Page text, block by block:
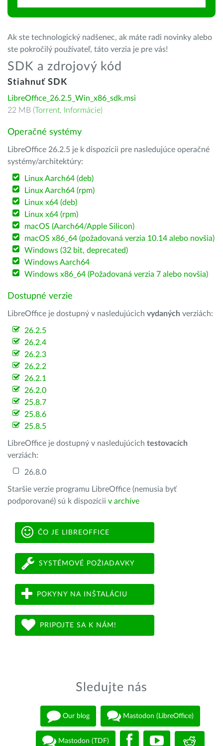
Ak ste technologický nadšenec, ak máte radi novinky alebo
ste pokročilý používateľ, táto verzia je pre vás!
SDK a zdrojový kód
Stiahnuť SDK
LibreOffice_26.2.5_Win_x86_sdk.msi
22 MB (Torrent, Informácie)
Operačné systémy
LibreOffice 26.2.5 je k dispozícii pre nasledujúce operačné
systémy/architektúry:
Linux Aarch64 (deb)
Linux Aarch64 (rpm)
Linux x64 (deb)
Linux x64 (rpm)
macOS (Aarch64/Apple Silicon)
macOS x86_64 (požadovaná verzia 10.14 alebo novšia)
Windows (32 bit, deprecated)
Windows Aarch64
Windows x86_64 (Požadovaná verzia 7 alebo novšia)
Dostupné verzie
LibreOffice je dostupný v nasledujúcich vydaných verziách:
26.2.5
26.2.4
26.2.3
26.2.2
26.2.1
26.2.0
25.8.7
25.8.6
25.8.5
LibreOffice je dostupný v nasledujúcich testovacích
verziách:
26.8.0
Staršie verzie programu LibreOffice (nemusia byť
podporované) sú k dispozícii v archíve
ČO JE LIBREOFFICE
SYSTÉMOVÉ POŽIADAVKY
POKYNY NA INŠTALÁCIU
PRIPOJTE SA K NÁM!
Sledujte nás
Our blog Mastodon (LibreOffice)
Mastodon (TDF)